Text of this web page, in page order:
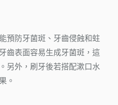
預防牙菌斑、牙齒侵蝕和蛀
齒表面容易生成牙菌斑，這
另外，刷牙後若搭配漱口水
。